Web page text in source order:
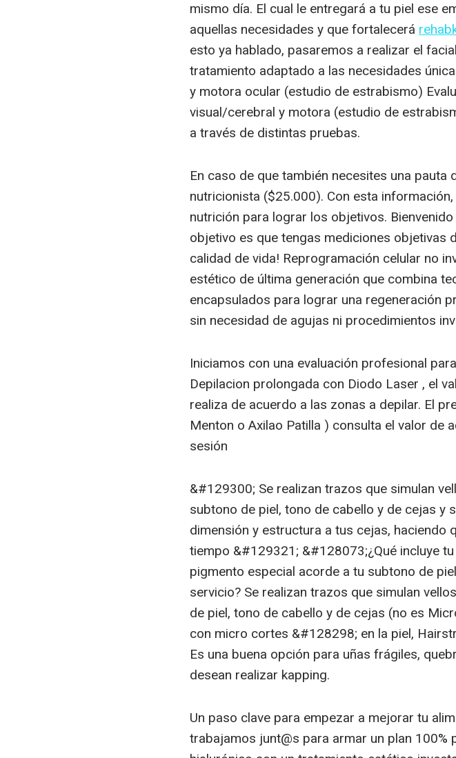
mismo día. El cual le entregará a tu piel ese
aquellas necesidades y que fortalecerá
esto ya hablado, pasaremos a realizar el
tratamiento adaptado a las necesidades
y motora ocular (estudio de estrabismo)
visual/cerebral y motora (estudio de
a través de distintas pruebas.
En caso de que también necesites una
nutricionista ($25.000). Con esta
nutrición para lograr los objetivos.
objetivo es que tengas mediciones objetivas
calidad de vida! Reprogramación celular no
estético de última generación que combina
encapsulados para lograr una regeneración
sin necesidad de agujas ni procedimientos
Iniciamos con una evaluación profesional
Depilacion prolongada con Diodo Laser , el
realiza de acuerdo a las zonas a depilar. El
Menton o Axilao Patilla ) consulta el valor de
sesión
&#129300; Se realizan trazos que simulan
subtono de piel, tono de cabello y de cejas y
dimensión y estructura a tus cejas, haciendo
tiempo &#129321; &#128073;¿Qué incluye
pigmento especial acorde a tu subtono de
servicio? Se realizan trazos que simulan
de piel, tono de cabello y de cejas (no es
con micro cortes &#128298; en la piel,
Es una buena opción para uñas frágiles,
desean realizar kapping.
Un paso clave para empezar a mejorar tu
trabajamos junt@s para armar un plan